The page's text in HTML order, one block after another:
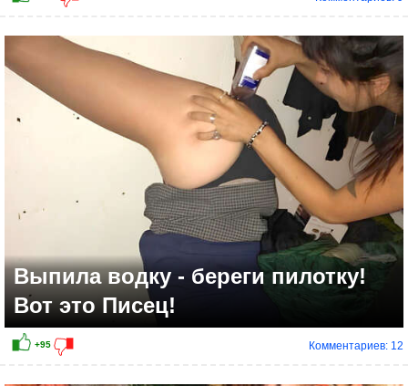
Выпила водку - береги пилотку!
Вот это Писец!
Комментариев: 12